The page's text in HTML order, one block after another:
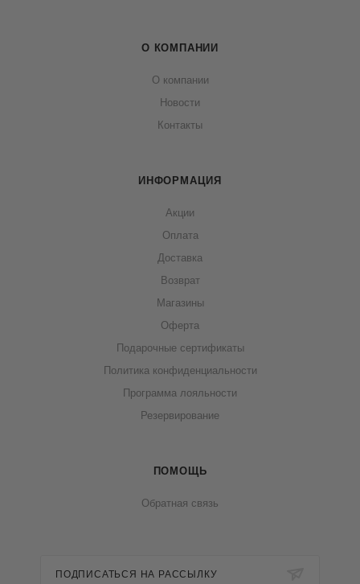
О КОМПАНИИ
О компании
Новости
Контакты
ИНФОРМАЦИЯ
Акции
Оплата
Доставка
Возврат
Магазины
Оферта
Подарочные сертификаты
Политика конфиденциальности
Программа лояльности
Резервирование
ПОМОЩЬ
Обратная связь
ПОДПИСАТЬСЯ НА РАССЫЛКУ